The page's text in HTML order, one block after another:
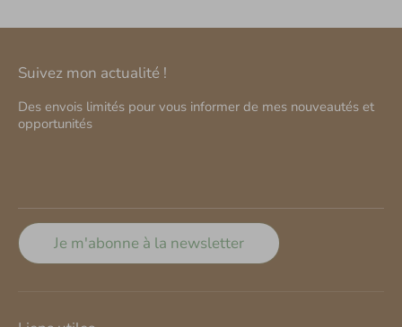
Suivez mon actualité !
Des envois limités pour vous informer de mes nouveautés et
opportunités
Je m'abonne à la newsletter